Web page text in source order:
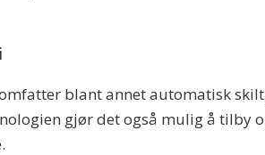
blant annet automatisk
gjør det også mulig å tilby